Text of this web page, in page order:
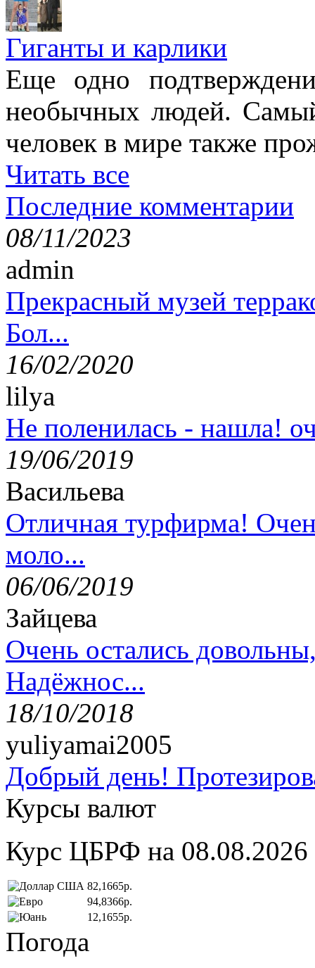
Гиганты и карлики
Еще одно
необычных людей.
человек в мире также
Читать все
Последние комментарии
08/11/2023
admin
Прекрасный музей
Бол...
16/02/2020
lilya
Не поленилась - нашла!
19/06/2019
Васильева
Отличная турфирма!
моло...
06/06/2019
Зайцева
Очень остались
Надёжнос...
18/10/2018
yuliyamai2005
Добрый день!
Курсы валют
Курс ЦБРФ на 08.08.2026
82,1665р.
94,8366р.
12,1655р.
Погода